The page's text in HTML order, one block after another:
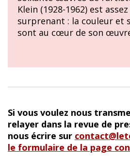
Klein (1928-1962) est
surprenant : la couleur et
sont au cœur de son
Si vous voulez nous
relayer dans la revue de
nous écrire sur
le formulaire de la page